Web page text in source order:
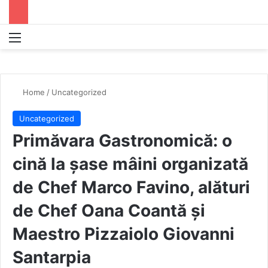
Home / Uncategorized
Uncategorized
Primăvara Gastronomică: o
cină la șase mâini organizată
de Chef Marco Favino, alături
de Chef Oana Coantă și
Maestro Pizzaiolo Giovanni
Santarpia